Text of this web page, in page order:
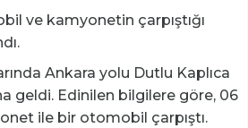
ve kamyonetin çarpıştığı
Ankara yolu Dutlu Kaplıca
geldi. Edinilen bilgilere göre, 06
ile bir otomobil çarpıştı.